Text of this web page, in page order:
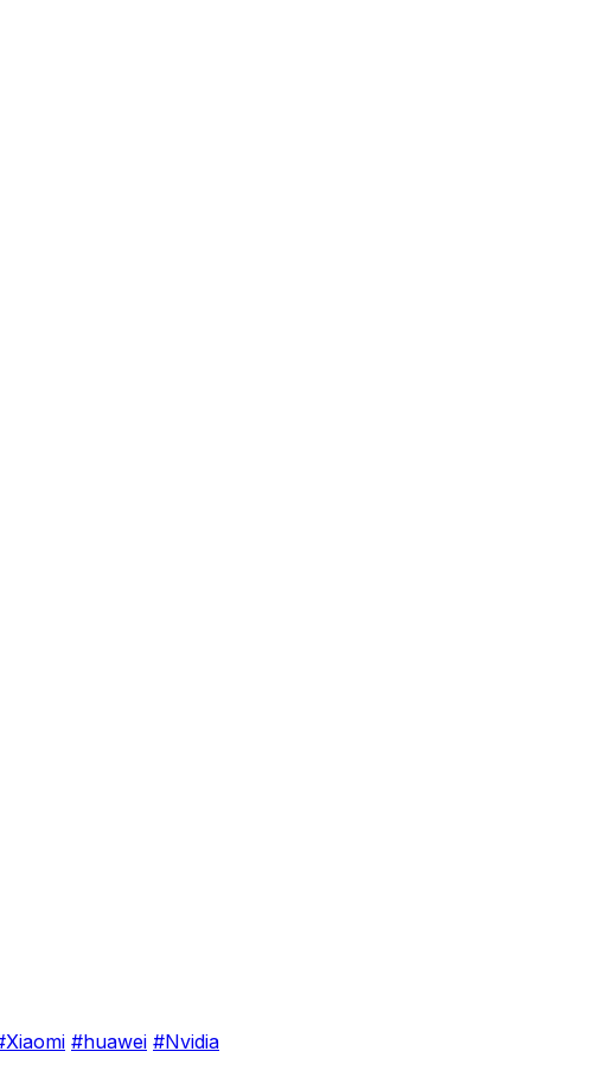
#huawei #Nvidia